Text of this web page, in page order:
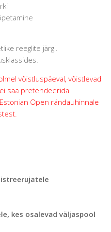
reeglite järgi.
võistluspäeval, võistlevad
saa pretendeerida
Open rändauhinnale
kes osalevad väljaspool